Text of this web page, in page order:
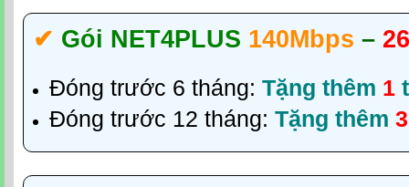
✔‎ Gói NET4PLUS 140Mbps –
Đóng trước 6 tháng: Tặng thêm 1
Đóng trước 12 tháng: Tặng thêm 3